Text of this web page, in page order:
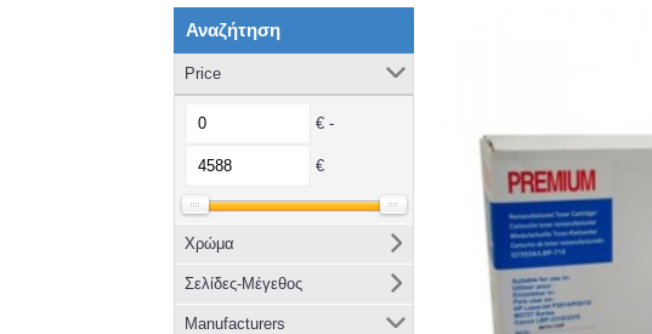
Αναζήτηση
Price
€ -
€
Χρώμα
Σελίδες-Μέγεθος
Manufacturers